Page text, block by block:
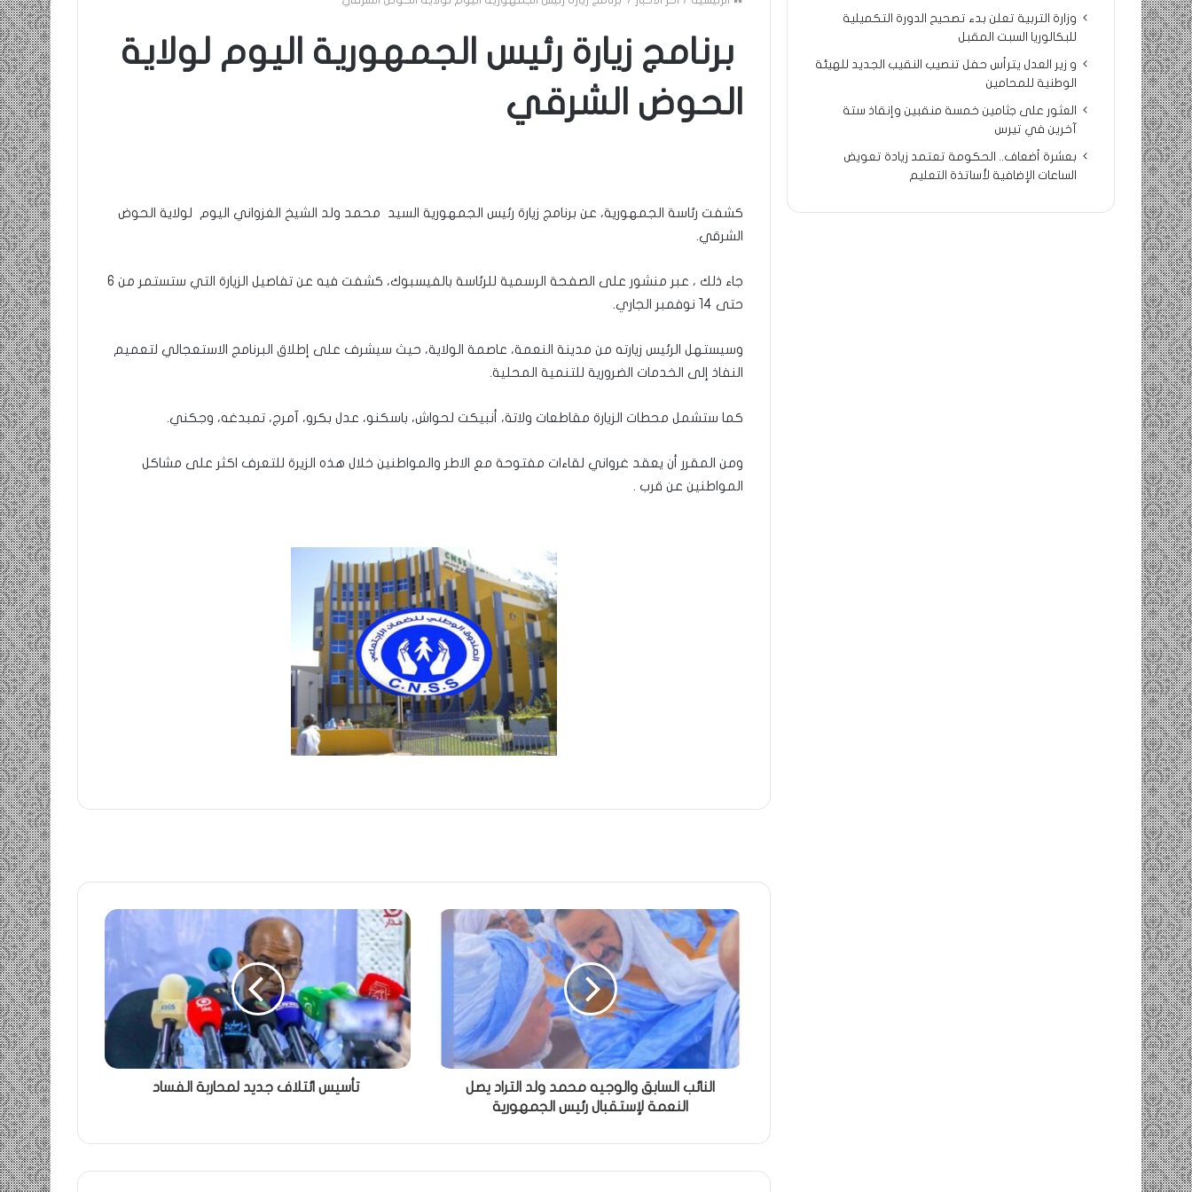
برنامج زيارة رئيس الجمهورية اليوم لولاية
الحوض الشرقي
كشفت رئاسة الجمهورية، عن برنامج زيارة رئيس الجمهورية السيد محمد ولد الشيخ الغزواني اليوم لولاية الحوض
الشرقي.
جاء ذلك ، عبر منشور على الصفحة الرسمية للرئاسة بالفيسبوك، كشفت فيه عن تفاصيل الزيارة التي ستستمر من 6
حتى 14 نوفمبر الجاري.
وسيستهل الرئيس زيارته من مدينة النعمة، عاصمة الولاية، حيث سيشرف على إطلاق البرنامج الاستعجالي لتعميم
النفاذ إلى الخدمات الضرورية للتنمية المحلية.
كما ستشمل محطات الزيارة مقاطعات ولاتة، أنبيكت لحواش، باسكنو، عدل بكرو، آمرج، تمبدغه، وجكني.
ومن المقرر أن يعقد غرواني لقاءات مفتوحة مع الاطر والمواطنين خلال هذه الزيرة للتعرف اكثر على مشاكل
المواطنين عن قرب .
النائب السابق والوجيه محمد ولد التراد يصل
النعمة لإستقبال رئيس الجمهورية
تأسيس ائتلاف جديد لمحاربة الفساد
وزارة التربية تعلن بدء تصحيح الدورة التكميلية
للبكالوريا السبت المقبل
و زير العدل يترأس حفل تنصيب النقيب الجديد للهيئة
الوطنية للمحامين
العثور على جثامين خمسة منقبين وإنقاذ ستة
آخرين في تيرس
بعشرة أضعاف.. الحكومة تعتمد زيادة تعويض
الساعات الإضافية لأساتذة التعليم